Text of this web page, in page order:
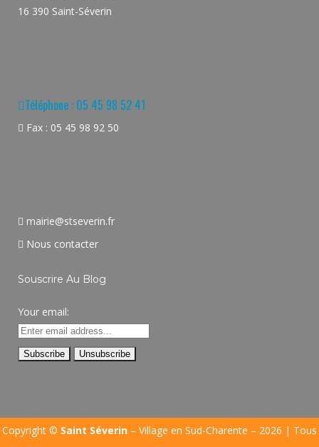
16 390 Saint-Séverin
Téléphone : 05 45 98 52 41
Fax : 05 45 98 92 50
mairie@stseverin.fr
Nous contacter
Souscrire Au Blog
Your email:
Copyright © Saint Séverin – Village en Sud-Charente – 2026 | Tous